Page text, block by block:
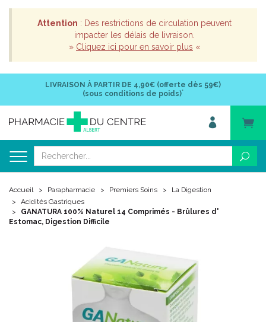
Attention : Des restrictions de circulation peuvent
impacter les délais de livraison.
» Cliquez ici pour en savoir plus «
LIVRAISON À PARTIR DE 4,90€ (offerte dès 59€)
(sous conditions de poids)*
Accueil Parapharmacie Premiers Soins
La Digestion
Acidités Gastriques
GANATURA 100% Naturel 14 Comprimés - Brûlures d'
Estomac, Digestion Difficile